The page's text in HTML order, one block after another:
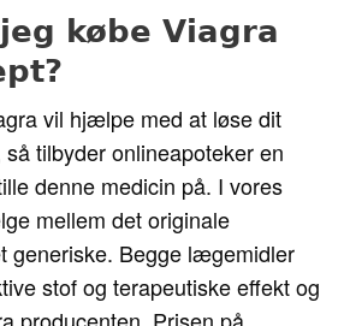
købe Viagra
vil hjælpe med at løse dit
tilbyder onlineapoteker en
denne medicin på. I vores
mellem det originale
generiske. Begge lægemidler
stof og terapeutiske effekt og
producenten. Prisen på